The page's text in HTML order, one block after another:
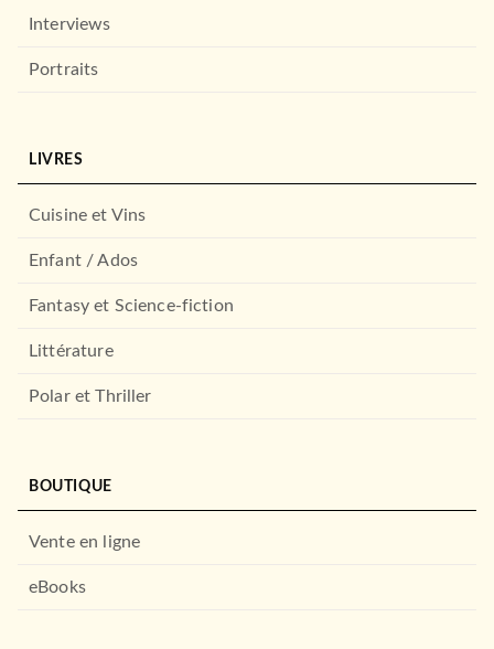
Interviews
Portraits
LIVRES
Cuisine et Vins
Enfant / Ados
Fantasy et Science-fiction
Littérature
Polar et Thriller
BOUTIQUE
Vente en ligne
eBooks